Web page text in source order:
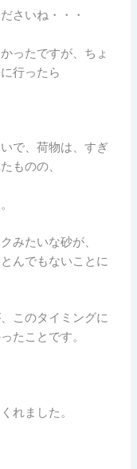
さいね・・・
ったですが、ちょ
行ったら
で、荷物は、すぎ
ものの、
みたいな砂が、
んでもないことに
このタイミングに
たことです。
れました。